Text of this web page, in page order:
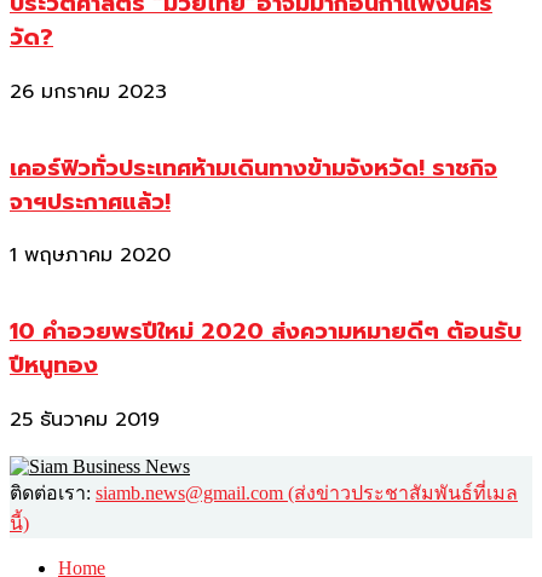
วัด?
26 มกราคม 2023
เคอร์ฟิวทั่วประเทศห้ามเดินทางข้ามจังหวัด! ราชกิจ
จาฯประกาศแล้ว!
1 พฤษภาคม 2020
10 คำอวยพรปีใหม่ 2020 ส่งความหมายดีๆ ต้อนรับ
ปีหนูทอง
25 ธันวาคม 2019
ติดต่อเรา: siamb.news@gmail.com (ส่งข่าวประชาสัมพันธ์ที่เมล
นี้)
Home